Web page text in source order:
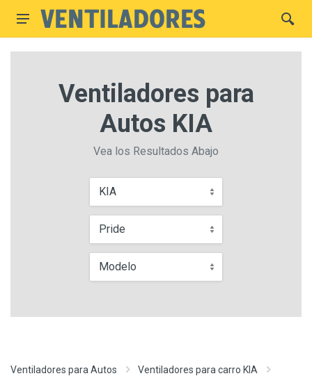
Ventiladores para
Autos KIA
Vea los Resultados Abajo
KIA
Pride
Modelo
Ventiladores para Autos
Ventiladores para carro KIA